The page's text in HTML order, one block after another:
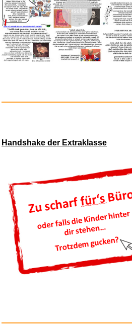
NAUSICAA O/T
WIND
Der Hobbit: Der
Vorschau
Handshake der Extraklasse